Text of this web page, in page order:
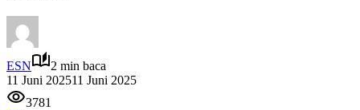
ESN
2 min baca
11 Juni 202511 Juni 2025
3781